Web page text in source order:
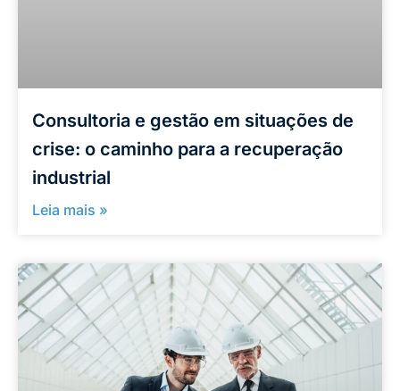
Consultoria e gestão em situações de
crise: o caminho para a recuperação
industrial
Leia mais »